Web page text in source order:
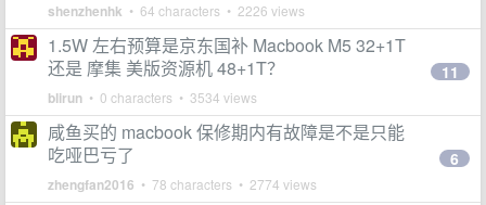
shenzhenhk • 64 characters • 2226 views
1.5W 左右预算是京东国补 Macbook M5 32+1T
还是 摩集 美版资源机 48+1T？
blirun • 0 characters • 3534 views
11
咸鱼买的 macbook 保修期内有故障是不是只能
吃哑巴亏了
zhengfan2016 • 78 characters • 2774 views
6